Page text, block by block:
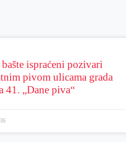
ispraćeni pozivari
pivom ulicama grada
41. „Dane piva“